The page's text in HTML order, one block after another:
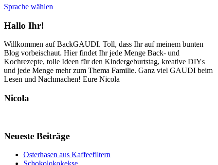
Sprache wählen
Hallo Ihr!
Willkommen auf BackGAUDI. Toll, dass Ihr auf meinem bunten
Blog vorbeischaut. Hier findet Ihr jede Menge Back- und
Kochrezepte, tolle Ideen für den Kindergeburtstag, kreative DIYs
und jede Menge mehr zum Thema Familie. Ganz viel GAUDI beim
Lesen und Nachmachen! Eure Nicola
Nicola
Neueste Beiträge
Osterhasen aus Kaffeefiltern